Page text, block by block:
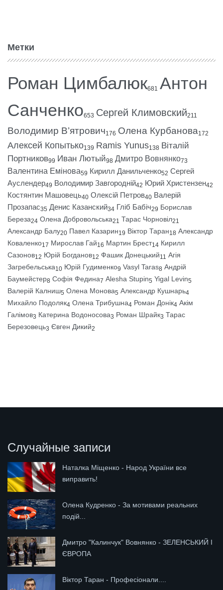
Метки
Роман Цимбалюк681 Антон
Санченко653 Сергей Климовский211
Володимир В’ятрович176 Олена Курбанова172
Алексей Копытько139 Ramis Yunus138 Віталій
Портников99 Иван Лютый98 Дмитро Вовнянко73
Валентина Емінова59 Кирилл Данильченко52 Сергей
Ауслендер49 Володимир Завгородній42 Юрий Христензен42
Костянтин Машовець40 Олексій Петров40 Валерій
Прозапас35 Денис Казанский34 Гліб Бабіч29 Борислав
Береза24 Олена Добровольська21 Тарас Чорновіл21
Александр Балу20 Павел Казарин19 Віктор Таран18 Александр
Коваленко17 Мирослав Гай16 Мартин Брест14 Кирилл
Сазонов12 Юрій Богданов12 Фашик Донецький11 Агія
Загребельська10 Юрій Гудименко9 Vasyl Taras8 Андрій
Баумейстер8 Софія Федина7 Alesha Stupin5 Yigal Levin5
Валерій Калниш5 Олена Монова5 Александр Кушнарь4
Михайло Подоляк4 Олена Трибушна4 Роман Донік4 Акім
Галімов3 Катерина Водоносова3 Роман Шрайк3 Тарас
Березовець3 Євген Дикий2
Случайные записи
Наталка Міщенко - Народ України все
виправить!
Олена Кудренко - За мотивами реальних
подій...
Дмитро "Калинчук" Вовнянко - ЗЕЛЕНСЬКИЙ І
ЄВРОПА
Віктор Таран - Професіонали....